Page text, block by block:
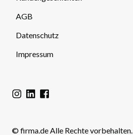
AGB
Datenschutz
Impressum
© firma.de Alle Rechte vorbehalten.